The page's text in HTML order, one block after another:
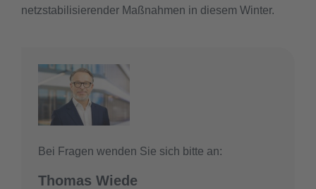
netzstabilisierender Maßnahmen in diesem Winter.
Bei Fragen wenden Sie sich bitte an:
Thomas Wiede